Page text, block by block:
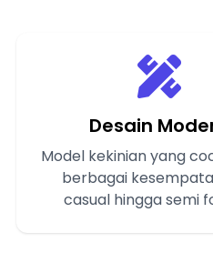
Desain
Model kekinian yang
berbagai
casual hingga semi